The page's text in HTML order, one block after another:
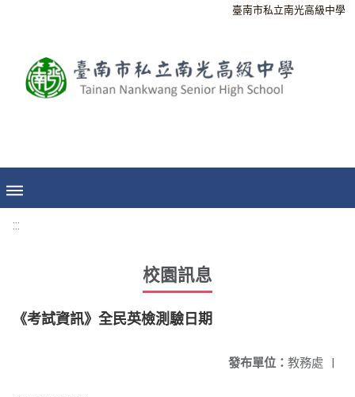
臺南市私立南光高級中學
:::
校園訊息
《考試資訊》全民英檢測驗日期
發布單位： 教務處 |